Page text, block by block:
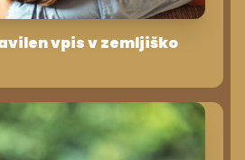
vpis v zemljiško